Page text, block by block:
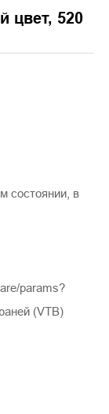
цвет, 520
состоянии, в
params?
(VTB)